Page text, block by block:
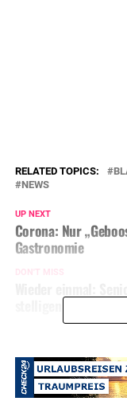
RELATED TOPICS:
NEWS
UP NEXT
Corona: Nur
Gastronomie
DON'T MISS
stelligen Geldbetrag